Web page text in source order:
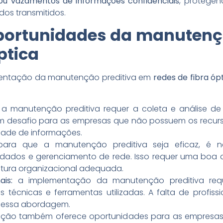
transmitidos.
da
da manutenção preditiva em redes de fibra
manutenção preditiva requer a coleta e análise
desafio para as empresas que não possuem os
de informações.
que a manutenção preditiva seja eficaz, é
e gerenciamento de rede. Isso requer uma
organizacional adequada.
a implementação da manutenção preditiva
técnicas e ferramentas utilizadas. A falta de
abordagem.
também oferece oportunidades para as